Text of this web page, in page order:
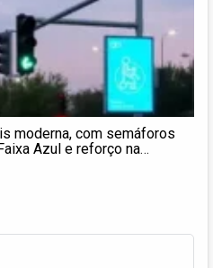
moderna, com semáforos
Azul e reforço na